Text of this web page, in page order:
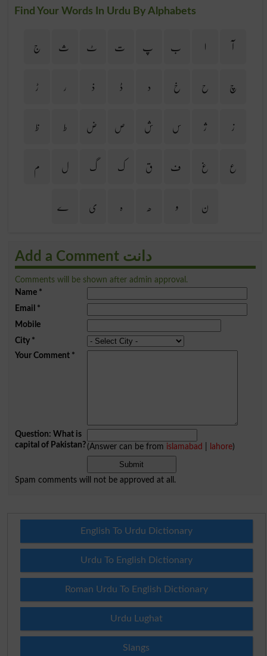
Find Your Words In Urdu By Alphabets
آ ا ب پ ت ٹ ث
ج
چ
ح خ د ڈ ذ ر
ڑ
ز
ژ س ش ص ض ط
ظ
ع
غ ف ق ک گ ل
م
ن
و ھ ہ ی ے
Add a Comment دانت
Comments will be shown after admin approval.
Name*
Email *
Mobile
City*
Your Comment*
Question: What is
capital of Pakistan?(Answer can be from islamabad lahore)
Spam comments will not be approved at all.
English To Urdu Dictionary
Urdu To English Dictionary
Roman Urdu To English Dictionary
Urdu Lughat
Slangs